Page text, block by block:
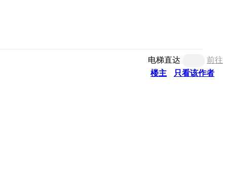
电梯直达
前往
楼主
只看该作者